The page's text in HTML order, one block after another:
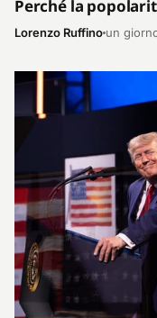
Perché la
Lorenzo Ruffino un